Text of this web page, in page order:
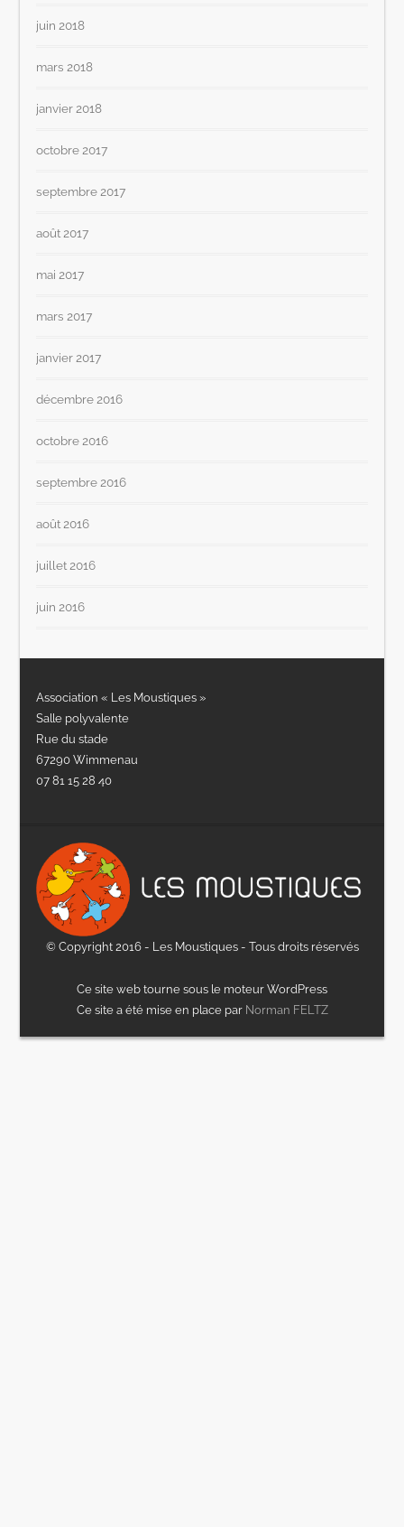
juin 2018
mars 2018
janvier 2018
octobre 2017
septembre 2017
août 2017
mai 2017
mars 2017
janvier 2017
décembre 2016
octobre 2016
septembre 2016
août 2016
juillet 2016
juin 2016
Association « Les Moustiques »
Salle polyvalente
Rue du stade
67290 Wimmenau
07 81 15 28 40
© Copyright 2016 - Les Moustiques - Tous droits réservés
Ce site web tourne sous le moteur WordPress
Ce site a été mise en place par Norman FELTZ